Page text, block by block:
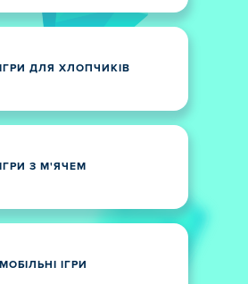
ІГРИ ДЛЯ ХЛОПЧИКІВ
ІГРИ З М'ЯЧЕМ
МОБІЛЬНІ ІГРИ